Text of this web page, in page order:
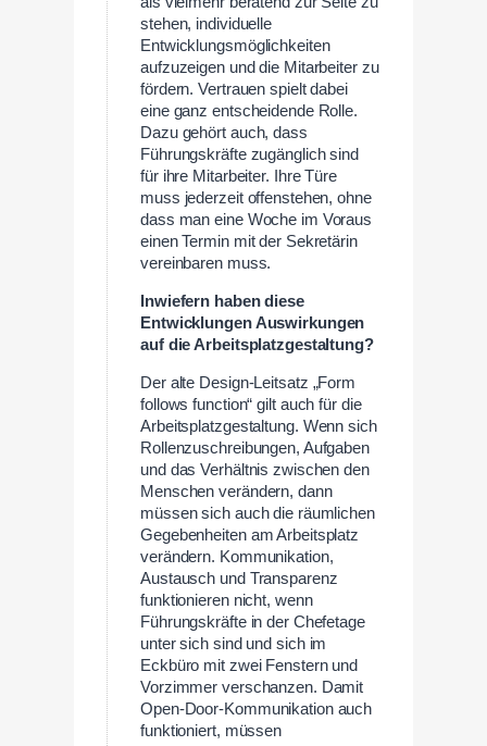
stehen, individuelle
Entwicklungsmöglichkeiten
aufzuzeigen und die Mitarbeiter zu
fördern. Vertrauen spielt dabei
eine ganz entscheidende Rolle.
Dazu gehört auch, dass
Führungskräfte zugänglich sind
für ihre Mitarbeiter. Ihre Türe
muss jederzeit offenstehen, ohne
dass man eine Woche im Voraus
einen Termin mit der Sekretärin
vereinbaren muss.
Inwiefern haben diese
Entwicklungen Auswirkungen
auf die Arbeitsplatzgestaltung?
Der alte Design-Leitsatz „Form
follows function“ gilt auch für die
Arbeitsplatzgestaltung. Wenn sich
Rollenzuschreibungen, Aufgaben
und das Verhältnis zwischen den
Menschen verändern, dann
müssen sich auch die räumlichen
Gegebenheiten am Arbeitsplatz
verändern. Kommunikation,
Austausch und Transparenz
funktionieren nicht, wenn
Führungskräfte in der Chefetage
unter sich sind und sich im
Eckbüro mit zwei Fenstern und
Vorzimmer verschanzen. Damit
Open-Door-Kommunikation auch
funktioniert, müssen